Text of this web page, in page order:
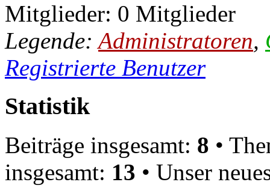
Mitglieder: 0 Mitglieder
Legende: Administratoren,
Registrierte Benutzer
Statistik
Beiträge insgesamt: 8 •
insgesamt: 13 • Unser